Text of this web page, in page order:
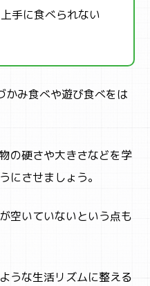
ィ検索
手に食べられない
かみ食べや遊び食べをは
の硬さや大きさなどを学
にさせましょう。
空いていないという点も
うな生活リズムに整える